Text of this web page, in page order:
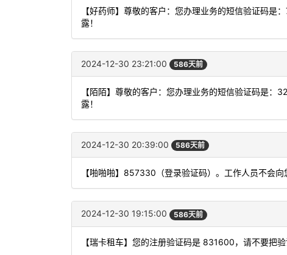
【好药师】尊敬的客户：您办理业务的短信验证码
露！
2024-12-30 23:21:00 586天前
【陌陌】尊敬的客户：您办理业务的短信验证码是
露！
2024-12-30 20:39:00 586天前
【啪啪啪】857330（登录验证码）。工作人员不会
2024-12-30 19:15:00 586天前
【瑞卡租车】您的注册验证码是 831600，请不要把